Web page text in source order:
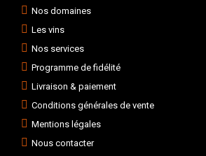
Nos domaines
Les vins
Nos services
Programme de fidélité
Livraison & paiement
Conditions générales de vente
Mentions légales
Nous contacter